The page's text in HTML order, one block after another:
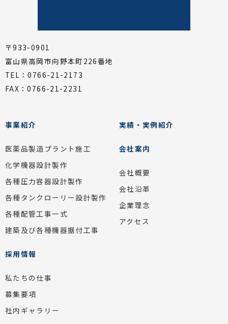
〒933-0901
富山県高岡市向野本町226番地
TEL：0766-21-2173
FAX：0766-21-2231
事業紹介
医薬品製造プラント施工
化学機器設計製作
各種圧力容器設計製作
各種タンクローリー設計製作
各種配管工事一式
建築及び各種機器据付工事
実績・実例紹介
会社案内
会社概要
会社沿革
企業理念
アクセス
採用情報
私たちの仕事
募集要項
社内ギャラリー